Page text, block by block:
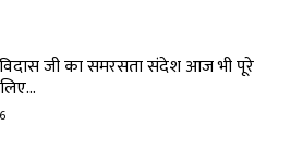
जी का समरसता संदेश आज भी पूरे